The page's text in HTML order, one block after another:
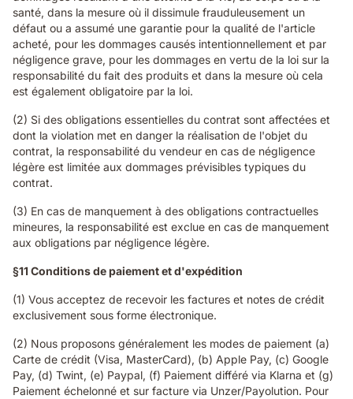
santé, dans la mesure où il dissimule frauduleusement un
défaut ou a assumé une garantie pour la qualité de l'article
acheté, pour les dommages causés intentionnellement et par
négligence grave, pour les dommages en vertu de la loi sur la
responsabilité du fait des produits et dans la mesure où cela
est également obligatoire par la loi.
(2) Si des obligations essentielles du contrat sont affectées et
dont la violation met en danger la réalisation de l'objet du
contrat, la responsabilité du vendeur en cas de négligence
légère est limitée aux dommages prévisibles typiques du
contrat.
(3) En cas de manquement à des obligations contractuelles
mineures, la responsabilité est exclue en cas de manquement
aux obligations par négligence légère.
§11 Conditions de paiement et d'expédition
(1) Vous acceptez de recevoir les factures et notes de crédit
exclusivement sous forme électronique.
(2) Nous proposons généralement les modes de paiement (a)
Carte de crédit (Visa, MasterCard), (b) Apple Pay, (c) Google
Pay, (d) Twint, (e) Paypal, (f) Paiement différé via Klarna et (g)
Paiement échelonné et sur facture via Unzer/Payolution. Pour